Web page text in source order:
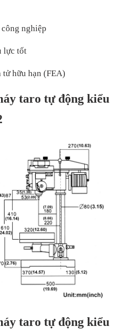
nghiệp
lực tốt
hữu hạn (FEA)
taro tự động kiểu
taro tự động kiểu